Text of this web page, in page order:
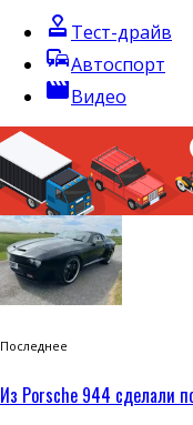
approval Тест-драйв
commuteАвтоспорт
movieВидео
Последнее
Из Porsche 944 сделали